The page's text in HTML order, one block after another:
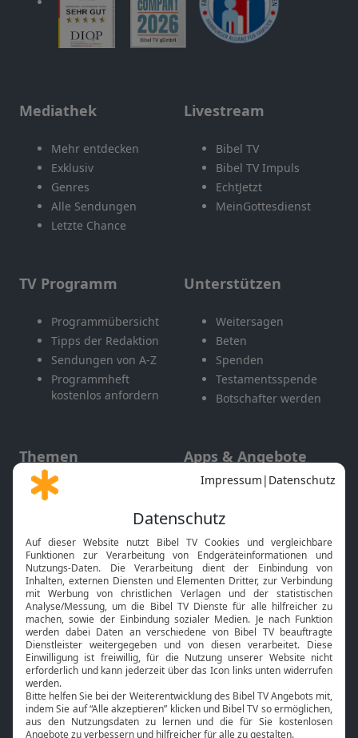
Mediathek
Mehr entdecken
Exklusiv
Genres
Alle Sendungen
Letzte Chance
Livestream
Bibel TV
Bibel TV Impuls
EchtJetzt
MeinGottesdienst
TV Programm
Programmübersicht
Tipps der Redaktion
Sendungen von A-Z
Programmheft
kostenlos anfordern
Unterstützen
Weitersagen
Beten
Spenden
Testamentsspende
Botschafter werden
Themen
Gott und Bibel erklärt
Neuigkeiten
Apps & Angebote
Mobile App
Smart TV
HbbTV
Bibelthek Online-Bibel
Nächster Gottesdienst
Bibel TV
Über uns
Jobs
Service
Kontakt
TV-Empfang